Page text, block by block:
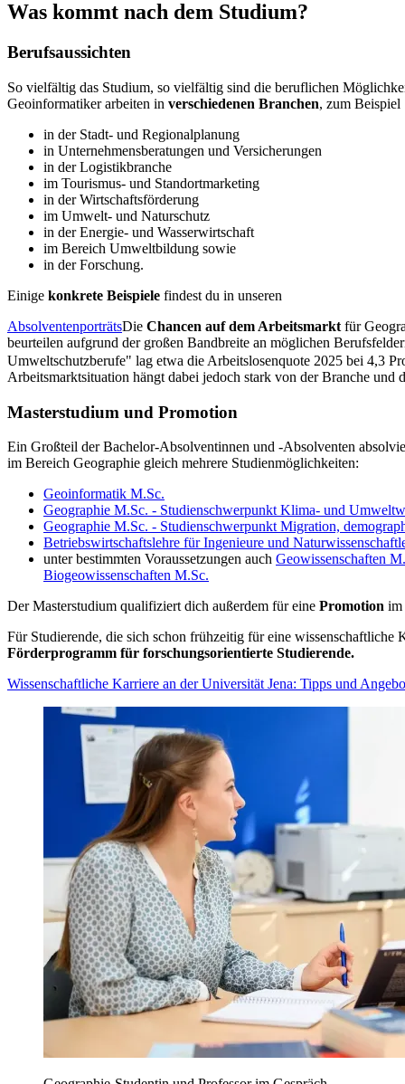
Was kommt nach dem Studium?
Berufsaussichten
So vielfältig das Studium, so vielfältig sind die beruflichen
Geoinformatiker arbeiten in verschiedenen Branchen, zum Beispiel
in der Stadt- und Regionalplanung
in Unternehmensberatungen und Versicherungen
in der Logistikbranche
im Tourismus- und Standortmarketing
in der Wirtschaftsförderung
im Umwelt- und Naturschutz
in der Energie- und Wasserwirtschaft
im Bereich Umweltbildung sowie
in der Forschung.
Einige konkrete Beispiele findest du in unseren
AbsolventenporträtsDie Chancen auf dem Arbeitsmarkt für
beurteilen aufgrund der großen Bandbreite an möglichen
Umweltschutzberufe" lag etwa die Arbeitslosenquote 2025 bei 4,3
Arbeitsmarktsituation hängt dabei jedoch stark von der Branche und
Masterstudium und Promotion
Ein Großteil der Bachelor-Absolventinnen und -Absolventen
im Bereich Geographie gleich mehrere Studienmöglichkeiten:
Geoinformatik M.Sc.
Geographie M.Sc. - Studienschwerpunkt Klima- und
Geographie M.Sc. - Studienschwerpunkt Migration,
Betriebswirtschaftslehre für Ingenieure und
unter bestimmten Voraussetzungen auch Geowissenschaften
Biogeowissenschaften M.Sc.
Der Masterstudium qualifiziert dich außerdem für eine Promotion im
Für Studierende, die sich schon frühzeitig für eine wissenschaftliche
Förderprogramm für forschungsorientierte Studierende.
Wissenschaftliche Karriere an der Universität Jena: Tipps und